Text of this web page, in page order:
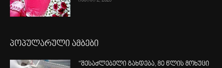
პოპულარული ამბები
“შესაძლებელი გახდება, 80 წლის მოხუცი